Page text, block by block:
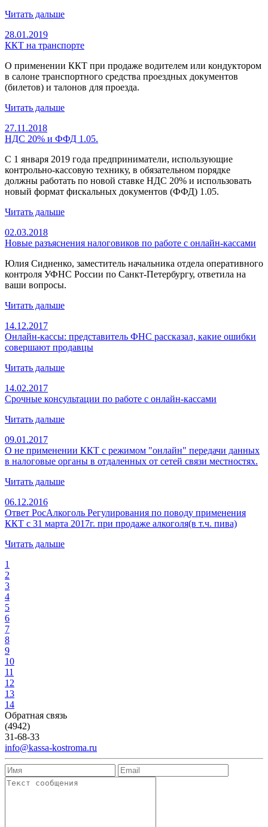
Читать дальше
28.01.2019
ККТ на транспорте
О применении ККТ при продаже водителем или кондуктором
в салоне транспортного средства проездных документов
(билетов) и талонов для проезда.
Читать дальше
27.11.2018
НДС 20% и ФФД 1.05.
С 1 января 2019 года предприниматели, использующие
контрольно-кассовую технику, в обязательном порядке
должны работать по новой ставке НДС 20% и использовать
новый формат фискальных документов (ФФД) 1.05.
Читать дальше
02.03.2018
Новые разъяснения налоговиков по работе с онлайн-кассами
Юлия Сидненко, заместитель начальника отдела оперативного
контроля УФНС России по Санкт-Петербургу, ответила на
ваши вопросы.
Читать дальше
14.12.2017
Онлайн-кассы: представитель ФНС рассказал, какие ошибки
совершают продавцы
Читать дальше
14.02.2017
Срочные консультации по работе с онлайн-кассами
Читать дальше
09.01.2017
О не применении ККТ с режимом "онлайн" передачи данных
в налоговые органы в отдаленных от сетей связи местностях.
Читать дальше
06.12.2016
Ответ РосАлкоголь Регулирования по поводу применения
ККТ с 31 марта 2017г. при продаже алкоголя(в т.ч. пива)
Читать дальше
1
2
3
4
5
6
7
8
9
10
11
12
13
14
Обратная связь
(4942)
31-68-33
info@kassa-kostroma.ru